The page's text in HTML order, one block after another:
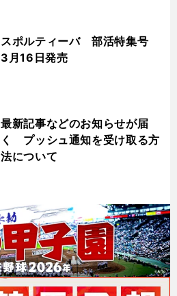
スポルティーバ 部活特集号
3月16日発売
最新記事などのお知らせが届
く プッシュ通知を受け取る方
法について